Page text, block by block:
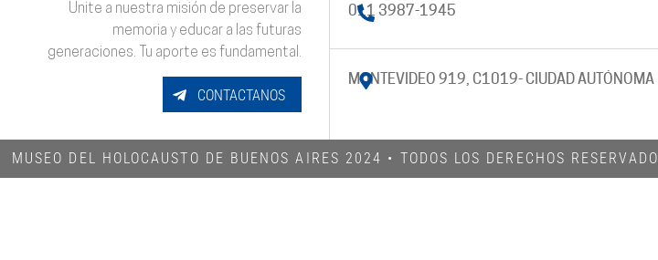
Unite a nuestra misión de preservar la
memoria y educar a las futuras
generaciones. Tu aporte es fundamental.
CONTACTANOS
011 3987-1945
MONTEVIDEO 919, C1019- CIUDAD AUTÓNOMA
MUSEO DEL HOLOCAUSTO DE BUENOS AIRES 2024​ • TODOS LOS DERECHOS